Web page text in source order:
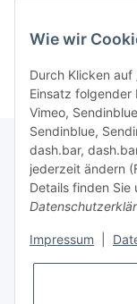
Kategorien
Informationen
Gesetzliche
Wie wir
Durch Klicken auf
Einsatz folgender
Vimeo,
Sendinblue,
dash.bar,
jederzeit ändern
Details finden Sie
Impressum